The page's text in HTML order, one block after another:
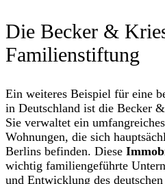
Die Becker &
Familienstiftung
Ein weiteres Beispiel für eine
in Deutschland ist die Becker
Sie verwaltet ein
Wohnungen, die sich
Berlins befinden. Diese
wichtig familiengeführte
und Entwicklung des